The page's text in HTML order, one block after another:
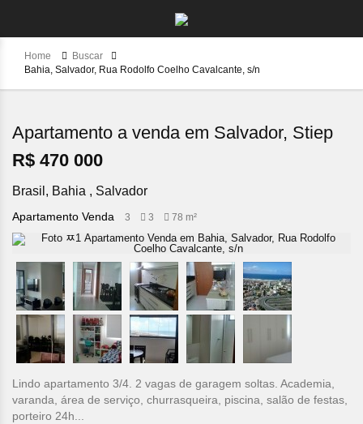
Home
Buscar
Bahia, Salvador, Rua Rodolfo Coelho Cavalcante, s/n
Apartamento a venda em Salvador, Stiep
R$ 470 000
Brasil, Bahia , Salvador
Apartamento Venda 3 3 78 m²
Lindo apartamento 3/4. 2 vagas de garagem soltas. Academia,
varanda, área de serviço, churrasqueira, piscina, salão de festas,
porteiro 24h...